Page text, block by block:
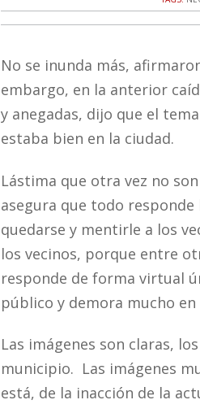
No se inunda más,
embargo, en la anterior
y anegadas, dijo que el
estaba bien en la ciudad.
Lástima que otra vez no
asegura que todo
quedarse y mentirle a los
los vecinos, porque entre
responde de forma virtual
público y demora mucho
Las imágenes son claras,
municipio. Las imágenes
está, de la inacción de la